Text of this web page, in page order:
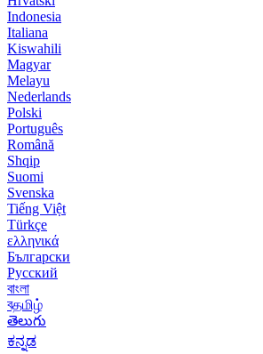
Indonesia
Italiana
Kiswahili
Magyar
Melayu
Nederlands
Polski
Português
Română
Shqip
Suomi
Svenska
Tiếng Việt
Türkçe
ελληνικά
Български
Русский
বাংলা
বதமிழ்
తెలుగు
ಕನ್ನಡ